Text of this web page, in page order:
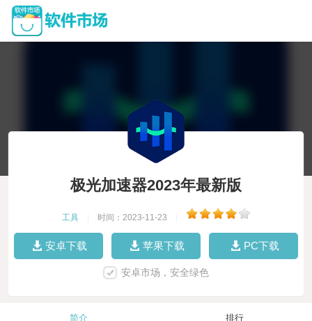
极光加速器2023年最新版
工具 时间：2023-11-23
安卓下载 苹果下载 PC下载
安卓市场，安全绿色
简介 排行